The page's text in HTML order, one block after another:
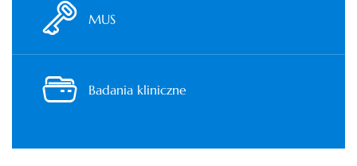
MUS
Badania kliniczne